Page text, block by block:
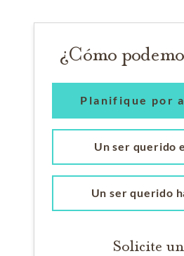
¿Cómo
Planifique por
Un ser querido
Un ser querido
Solicite